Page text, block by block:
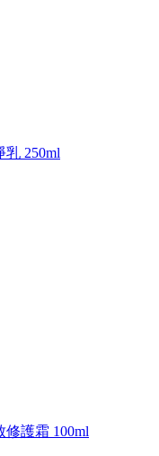
乳 250ml
修護霜 100ml